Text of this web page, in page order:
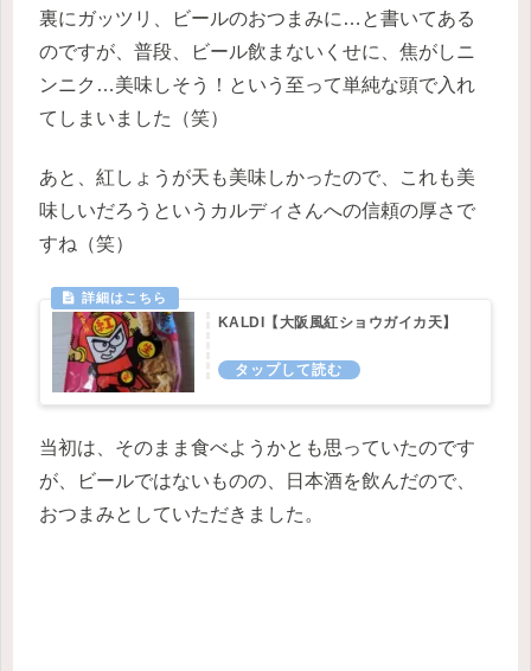
裏にガッツリ、ビールのおつまみに…と書いてある
のですが、普段、ビール飲まないくせに、焦がしニ
ンニク…美味しそう！という至って単純な頭で入れ
てしまいました（笑）
あと、紅しょうが天も美味しかったので、これも美
味しいだろうというカルディさんへの信頼の厚さで
すね（笑）
KALDI【大阪風紅ショウガイカ天】
当初は、そのまま食べようかとも思っていたのです
が、ビールではないものの、日本酒を飲んだので、
おつまみとしていただきました。